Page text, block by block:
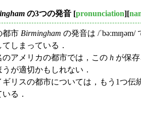
の3つの発音 [pronunciation][
市 Birmingham の発音は /
しまっている．
アメリカの都市では，この h が保
が適切かもしれない．
リスの都市については，もう1つ伝
る．